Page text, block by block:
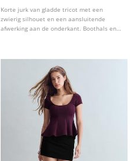
Korte jurk van gladde tricot met een
zwierig silhouet en een aansluitende
afwerking aan de onderkant. Boothals en